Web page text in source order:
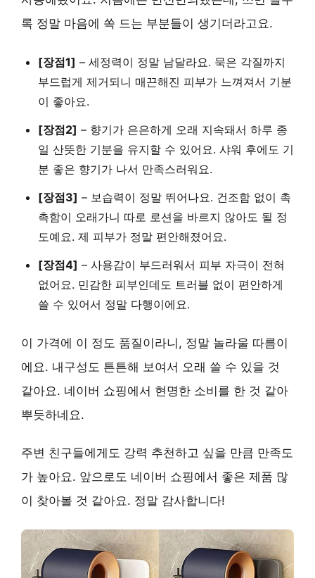
록 정말 마음에 쏙 드는 부분들이 생기더라고요.
[장점1] – 세정력이 정말 남달라요. 묵은 각질까지
부드럽게 제거되니 매끈해진 피부가 느껴져서 기분
이 좋아요.
[장점2] – 향기가 은은하게 오래 지속돼서 하루 종
일 산뜻한 기분을 유지할 수 있어요. 샤워 후에도 기
분 좋은 향기가 나서 만족스러워요.
[장점3] – 보습력이 정말 뛰어나요. 건조함 없이 촉
촉함이 오래가니 따로 로션을 바르지 않아도 될 정
도예요. 제 피부가 정말 편안해졌어요.
[장점4] – 사용감이 부드러워서 피부 자극이 전혀
없어요. 민감한 피부인데도 트러블 없이 편안하게
쓸 수 있어서 정말 다행이에요.
이 가격에 이 정도 품질이라니, 정말 놀라울 따름이
에요. 내구성 도 튼튼해 보여서 오래 쓸 수 있을 것
같아요. 네이버 쇼핑에서 현명한 소비를 한 것 같아
뿌듯하네요.
주변 친구들에게도 강력 추천하고 싶을 만큼 만족도
가 높아요. 앞으로도 네이버 쇼핑에서 좋은 제품 많
이 찾아볼 것 같아요. 정말 감사합니다!